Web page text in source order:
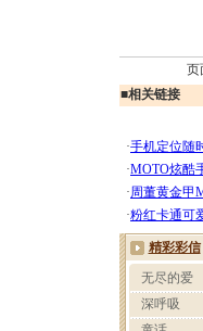
页
■相关链接